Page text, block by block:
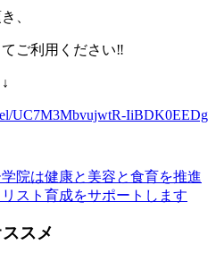
、
ご利用ください‼️
UC7M3MbvujwtR-IiBDK0EEDg
スメ